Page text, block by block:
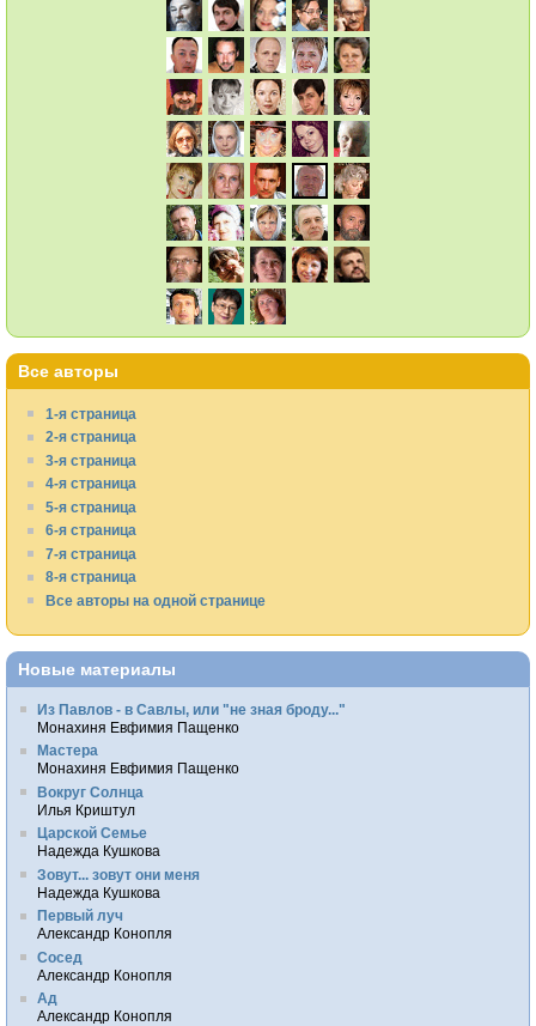
Все авторы
1-я страница
2-я страница
3-я страница
4-я страница
5-я страница
6-я страница
7-я страница
8-я страница
Все авторы на одной странице
Новые материалы
Из Павлов - в Савлы, или "не зная броду..."
Монахиня Евфимия Пащенко
Мастера
Монахиня Евфимия Пащенко
Вокруг Солнца
Илья Криштул
Царской Семье
Надежда Кушкова
Зовут... зовут они меня
Надежда Кушкова
Первый луч
Александр Конопля
Сосед
Александр Конопля
Ад
Александр Конопля